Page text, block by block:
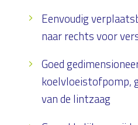
Eenvoudig
naar rechts voor
Goed
koelvloeistofpomp,
van de lintzaag